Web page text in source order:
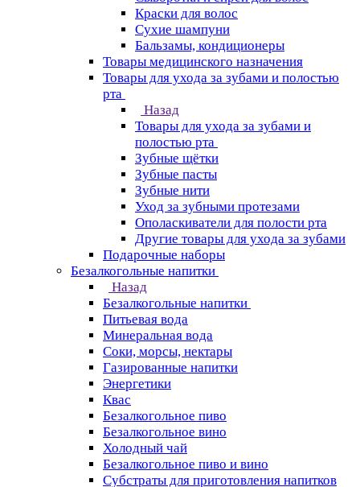
Краски для волос
Сухие шампуни
Бальзамы, кондиционеры
Товары медицинского назначения
Товары для ухода за зубами и полостью
рта
Назад
Товары для ухода за зубами и
полостью рта
Зубные щётки
Зубные пасты
Зубные нити
Уход за зубными протезами
Ополаскиватели для полости рта
Другие товары для ухода за зубами
Подарочные наборы
Безалкогольные напитки
Назад
Безалкогольные напитки
Питьевая вода
Минеральная вода
Соки, морсы, нектары
Газированные напитки
Энергетики
Квас
Безалкогольное пиво
Безалкогольное вино
Холодный чай
Безалкогольное пиво и вино
Субстраты для приготовления напитков